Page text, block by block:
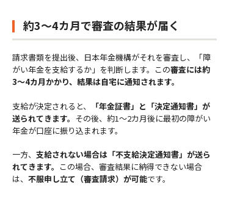
約3〜4カ月で審査の結果が届く
請求書類を提出後、日本年金機構がそれを審査し、「障
がい年金を支給するか」を判断します。この審査には約
3〜4カ月かかり、結果は自宅に通知されます。
支給が決定されると、
「年金証書」と「決定通知書」が
送られてきます。 その後、約1〜2カ月後に最初の障がい
年金が口座に振り込まれます。
一方、 支給されない場合は「不支給決定通知書」が送ら
れてきます。 この場合、審査結果に納得できない場合
は、 不服申し立て（審査請求）が可能です。